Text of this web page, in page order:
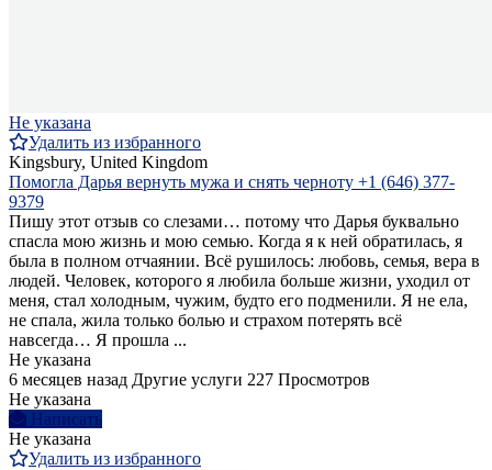
Не указана
Удалить из избранного
Kingsbury, United Kingdom
Помогла Дарья вернуть мужа и снять черноту +1 (646) 377-
9379
Пишу этот отзыв со слезами… потому что Дарья буквально
спасла мою жизнь и мою семью. Когда я к ней обратилась, я
была в полном отчаянии. Всё рушилось: любовь, семья, вера в
людей. Человек, которого я любила больше жизни, уходил от
меня, стал холодным, чужим, будто его подменили. Я не ела,
не спала, жила только болью и страхом потерять всё
навсегда… Я прошла ...
Не указана
6 месяцев назад Другие услуги 227 Просмотров
Не указана
Написать
Не указана
Удалить из избранного